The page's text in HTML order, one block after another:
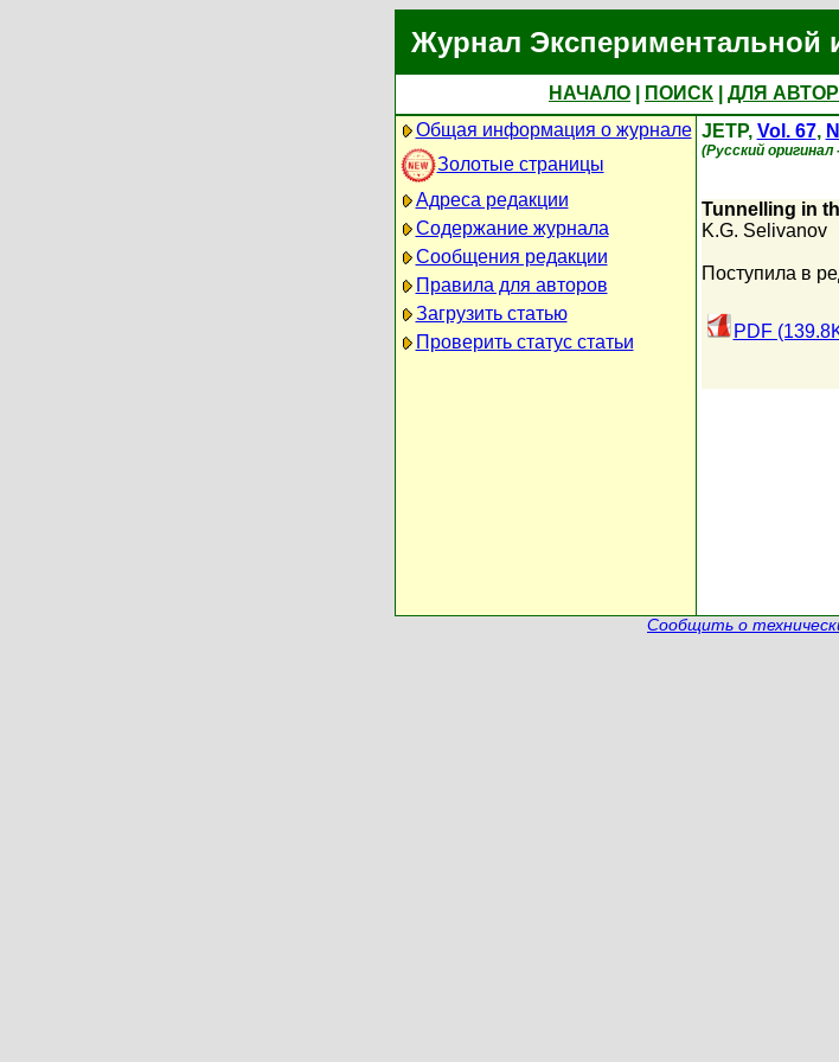
Журнал Экспериментальной
НАЧАЛО ПОИСК ДЛЯ
Общая информация о журнале
Золотые страницы
Адреса редакции
Содержание журнала
Сообщения редакции
Правила для авторов
Загрузить статью
Проверить статус статьи
JETP, Vol. 67,
(Русский
Tunnelling in
K.G. Selivanov
Поступила в
PDF
Сообщить о